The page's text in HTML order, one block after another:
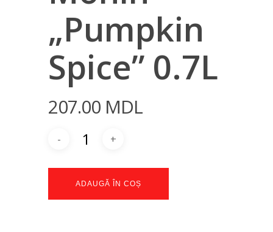
„Pumpkin
Spice” 0.7L
207.00 MDL
ADAUGĂ ÎN COȘ